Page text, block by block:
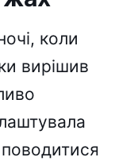
коли
вирішив
поводитися